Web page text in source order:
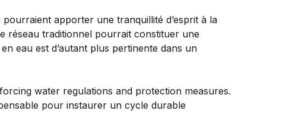
pourraient apporter une tranquillité d’esprit à la
réseau traditionnel pourrait constituer une
eau est d’autant plus pertinente dans un
water regulations and protection measures.
pour instaurer un cycle durable